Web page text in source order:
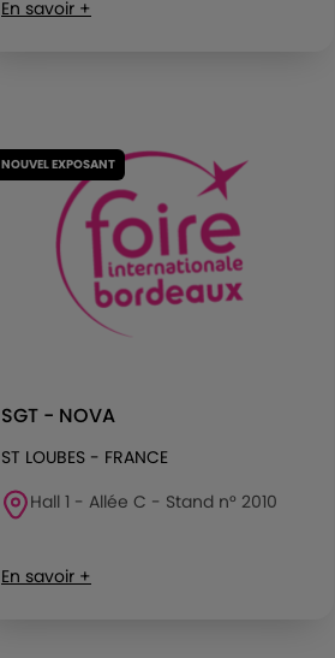
En savoir +
NOUVEL EXPOSANT
SGT - NOVA
ST LOUBES - FRANCE
Hall 1 - Allée C - Stand n° 2010
En savoir +